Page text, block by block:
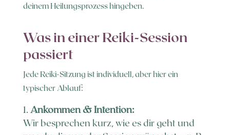
deinem Heilungsprozess hingeben.
Was in einer Reiki-Session
passiert
Jede Reiki-Sitzung ist individuell, aber hier ein
typischer Ablauf:
Ankommen & Intention:
Wir besprechen kurz, wie es dir geht und